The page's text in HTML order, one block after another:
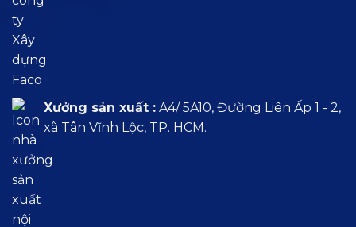
Xưởng sản xuất : A4/ 5A10, Đường Liên Ấp 1 - 2,
xã Tân Vĩnh Lộc, TP. HCM.